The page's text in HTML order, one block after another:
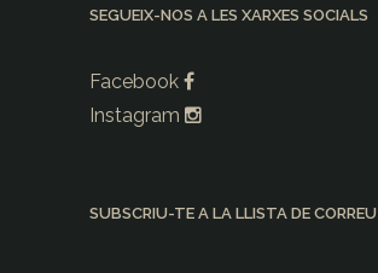
SEGUEIX-NOS A LES XARXES SOCIALS
Facebook
Instagram
SUBSCRIU-TE A LA LLISTA DE CORREU